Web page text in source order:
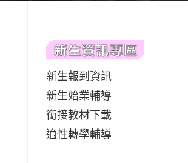
新生報到資訊
新生始業輔導
銜接教材下載
適性轉學輔導